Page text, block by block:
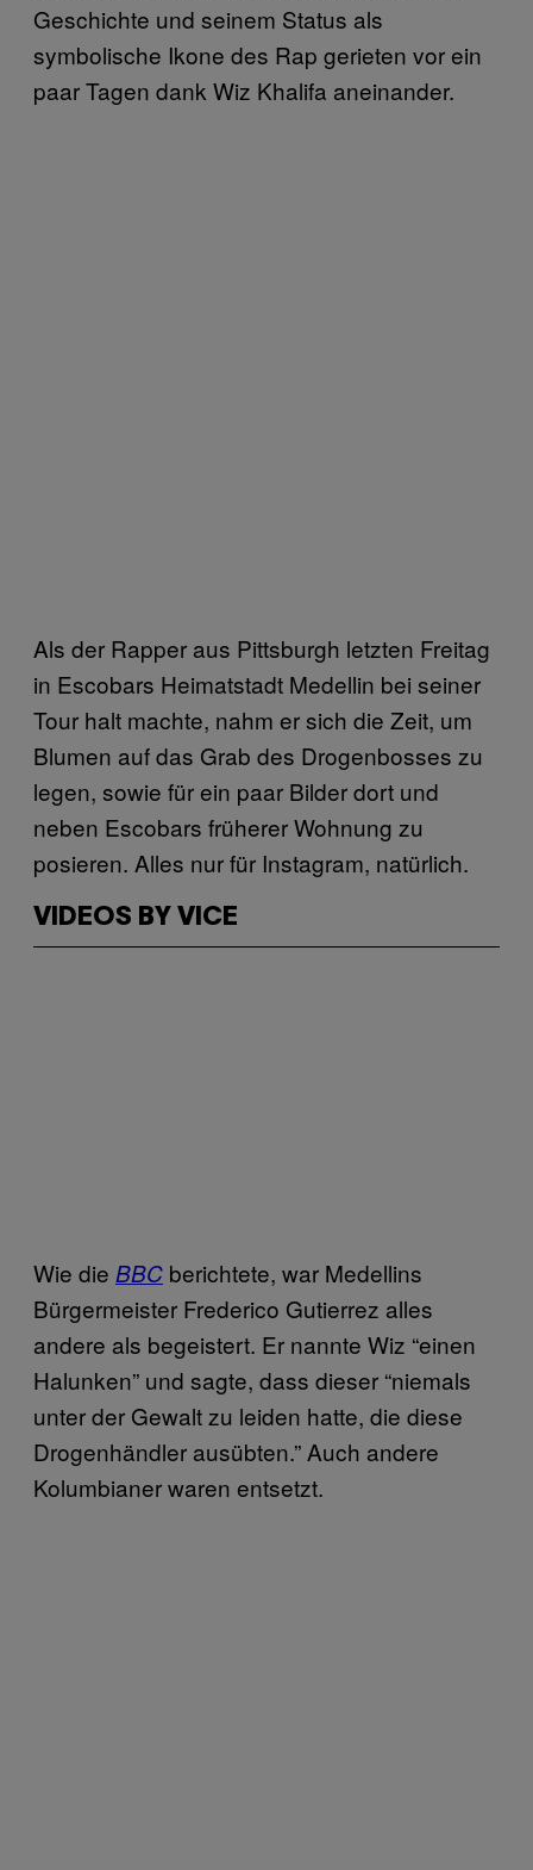
Geschichte und seinem Status als
symbolische Ikone des Rap gerieten vor ein
paar Tagen dank Wiz Khalifa aneinander.
Als der Rapper aus Pittsburgh letzten Freitag
in Escobars Heimatstadt Medellin bei seiner
Tour halt machte, nahm er sich die Zeit, um
Blumen auf das Grab des Drogenbosses zu
legen, sowie für ein paar Bilder dort und
neben Escobars früherer Wohnung zu
posieren. Alles nur für Instagram, natürlich.
VIDEOS BY VICE
Wie die BBC berichtete, war Medellins
Bürgermeister Frederico Gutierrez alles
andere als begeistert. Er nannte Wiz “einen
Halunken” und sagte, dass dieser “niemals
unter der Gewalt zu leiden hatte, die diese
Drogenhändler ausübten.” Auch andere
Kolumbianer waren entsetzt.